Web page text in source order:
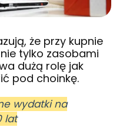
że przy kupnie
tylko zasobami
dużą rolę jak
pod choinkę.
wydatki na
lat